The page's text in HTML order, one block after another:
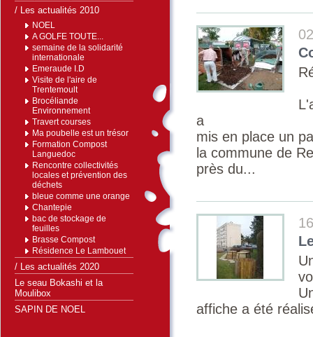
/ Les actualités 2010
NOEL
A GOLFE TOUTE...
semaine de la solidarité
internationale
Emeraude I.D
Visite de l'aire de
Trentemoult
Brocéliande
Environnement
Travert courses
Ma poubelle est un trésor
Formation Compost
Languedoc
Rencontre collectivités
locales et prévention des
déchets
bleue comme une orange
Chantepie
bac de stockage de
feuilles
Brasse Compost
Résidence Le Lambouet
/ Les actualités 2020
Le seau Bokashi et la
Moulibox
SAPIN DE NOEL
a
mis en place un
la commune de
près du...
affiche a été